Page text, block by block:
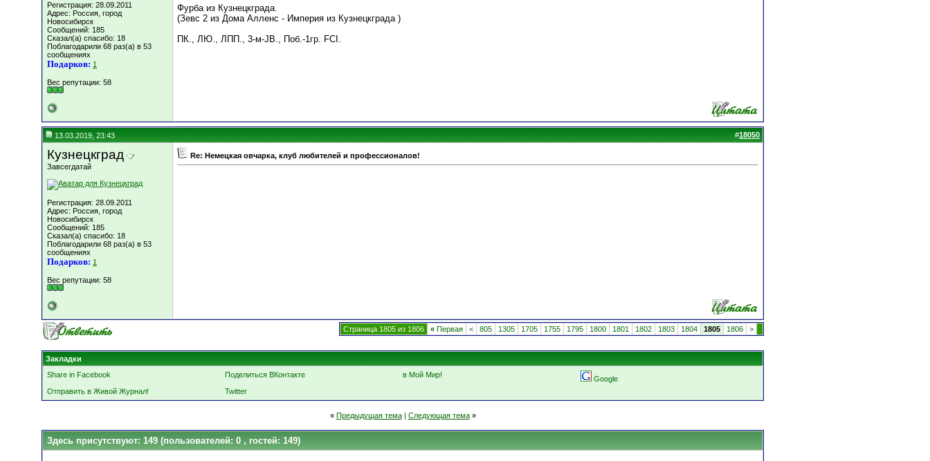
Регистрация: 28.09.2011
Адрес: Россия, город
Новосибирск
Сообщений: 185
Сказал(а) спасибо: 18
Поблагодарили 68 раз(а) в 53
сообщениях
Подарков: 1
Вес репутации: 58
Фурба из Кузнецкграда.
(Зевс 2 из Дома Алленс - Империя из Кузнецкграда )
ПК., ЛЮ., ЛПП., 3-м-JB., Поб.-1гр. FCI.
13.03.2019, 23:43 #18050
Кузнецкград
Завсегдатай
Регистрация: 28.09.2011
Адрес: Россия, город
Новосибирск
Сообщений: 185
Сказал(а) спасибо: 18
Поблагодарили 68 раз(а) в 53
сообщениях
Подарков: 1
Вес репутации: 58
Re: Немецкая овчарка, клуб любителей и профессионалов!
Страница 1805 из 1806 « Первая < 805 1305 1705 1755 1795 1800 1801 1802 1803 1804 1805 1806 >
Закладки
Share in Facebook
Поделиться ВКонтакте в Мой Мир!
Google
Отправить в Живой Журнал!
Twitter
« Предыдущая тема| Следующая тема »
Здесь присутствуют: 149 (пользователей: 0 , гостей: 149)